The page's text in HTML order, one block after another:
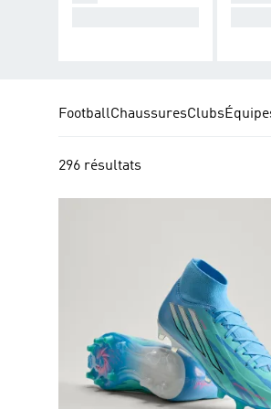
FootballChaussuresClubs
296 résultats